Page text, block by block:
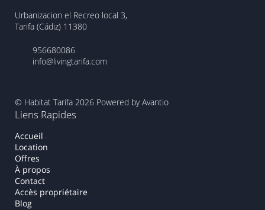
Urbanizacion el Recreo local 3,
Tarifa (Cádiz) 11380
956680086
info@livingtarifa.com
© Habitat Tarifa 2026 Powered by Avantio
Liens Rapides
Accueil
Location
Offres
À propos
Contact
Accès propriétaire
Blog